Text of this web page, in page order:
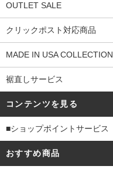
OUTLET SALE
クリックポスト対応商品
MADE IN USA COLLECTION
裾直しサービス
コンテンツを見る
■ショップポイントサービス
おすすめ商品